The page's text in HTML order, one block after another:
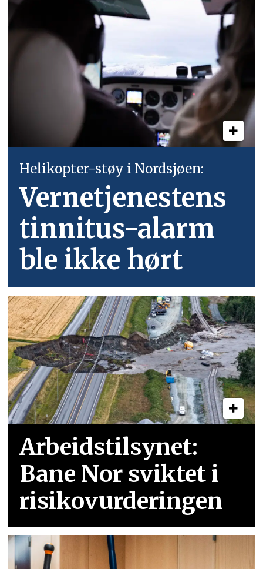
Helikopter-støy i Nordsjøen:
Vernetjenestens
tinnitus-alarm
ble ikke hørt
Arbeidstilsynet:
Bane Nor sviktet i
risikovurderingen